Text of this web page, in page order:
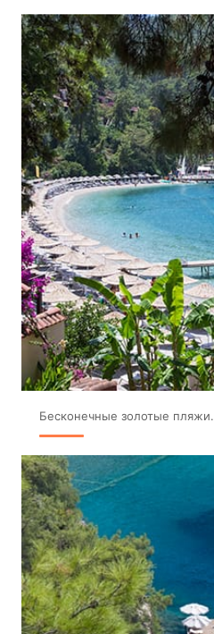
Бесконечные золотые пляжи.